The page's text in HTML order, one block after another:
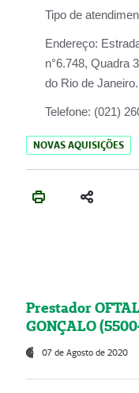
Tipo de
Endereço:
n°6.748, Quadra
do Rio de Janeiro.
Telefone: (021)
NOVAS AQUISIÇÕES
Prestador
GONÇALO
07 de Agosto de 2020